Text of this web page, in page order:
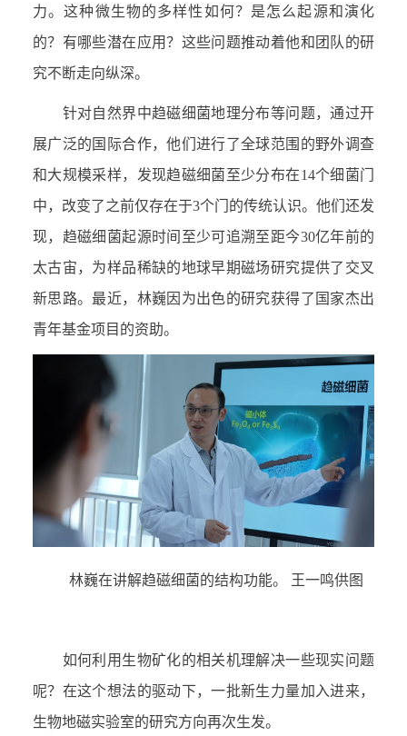
力。这种微生物的多样性如何？是怎么起源和演化
的？有哪些潜在应用？这些问题推动着他和团队的研
究不断走向纵深。
针对自然界中趋磁细菌地理分布等问题，通过开
展广泛的国际合作，他们进行了全球范围的野外调查
和大规模采样，发现趋磁细菌至少分布在14个细菌门
中，改变了之前仅存在于3个门的传统认识。他们还发
现，趋磁细菌起源时间至少可追溯至距今30亿年前的
太古宙，为样品稀缺的地球早期磁场研究提供了交叉
新思路。最近，林巍因为出色的研究获得了国家杰出
青年基金项目的资助。
林巍在讲解趋磁细菌的结构功能。 王一鸣供图
如何利用生物矿化的相关机理解决一些现实问题
呢？在这个想法的驱动下，一批新生力量加入进来，
生物地磁实验室的研究方向再次生发。